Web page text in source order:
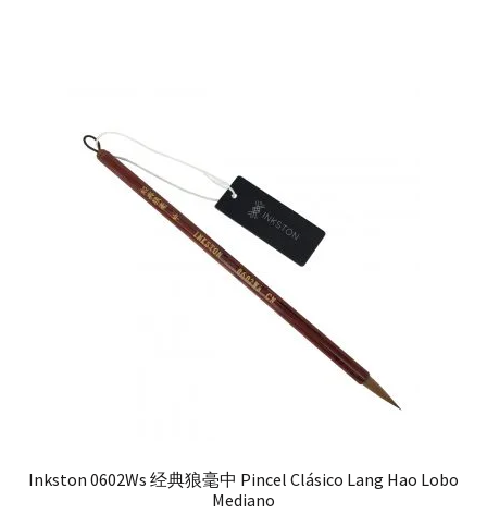
Inkston 0602Ws 经典狼毫中 Pincel Clásico Lang Hao Lobo
Mediano